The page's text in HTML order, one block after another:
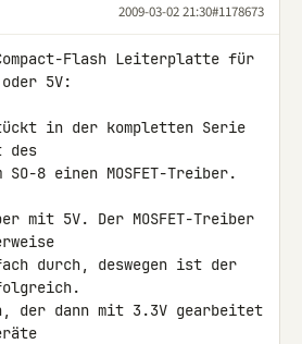
2009-03-02 21:30#1178673
Flash Leiterplatte für
5V:
in der kompletten Serie
des
8 einen MOSFET-Treiber.
mit 5V. Der MOSFET-Treiber
durch, deswegen ist der
der dann mit 3.3V gearbeitet